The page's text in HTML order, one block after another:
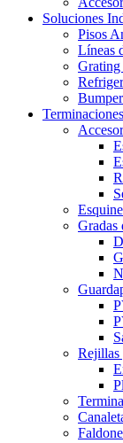
Soluciones
Pisos
Líneas
Grating
Terminaciones
Gradas
Rejillas